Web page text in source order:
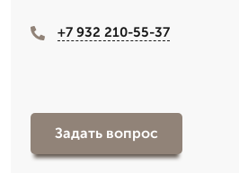
+7 932 210-55-37
Задать вопрос